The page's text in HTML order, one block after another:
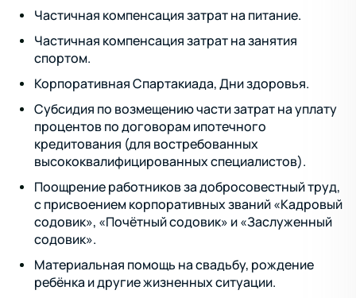
Частичная компенсация затрат на питание.
Частичная компенсация затрат на занятия
спортом.
Корпоративная Спартакиада, Дни здоровья.
Субсидия по возмещению части затрат на уплату
процентов по договорам ипотечного
кредитования (для востребованных
высококвалифицированных специалистов).
Поощрение работников за добросовестный труд,
с присвоением корпоративных званий «Кадровый
содовик», «Почётный содовик» и «Заслуженный
содовик».
Материальная помощь на свадьбу, рождение
ребёнка и другие жизненных ситуации.